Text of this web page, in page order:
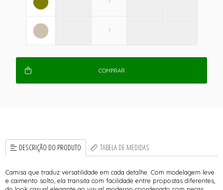
COMPRAR
DESCRIÇÃO DO PRODUTO TABELA DE MEDIDAS
Camisa que traduz versatilidade em cada detalhe. Com modelagem leve
e caimento solto, ela transita com facilidade entre propostas diferentes,